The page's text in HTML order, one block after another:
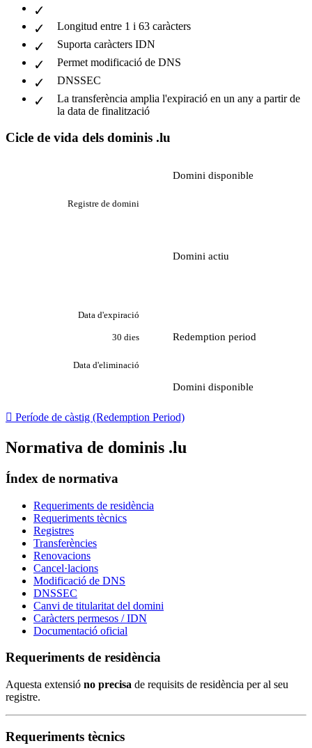
Longitud entre 1 i 63 caràcters
Suporta caràcters IDN
Permet modificació de DNS
DNSSEC
La transferència amplia l'expiració en un any a partir de
la data de finalització
Cicle de vida dels dominis .lu
Domini disponible
Registre de domini
Domini actiu
Data d'expiració
30 dies Redemption period
Data d'eliminació
Domini disponible
 Període de càstig (Redemption Period)
Normativa de dominis .lu
Índex de normativa
Requeriments de residència
Requeriments tècnics
Registres
Transferències
Renovacions
Cancel·lacions
Modificació de DNS
DNSSEC
Canvi de titularitat del domini
Caràcters permesos / IDN
Documentació oficial
Requeriments de residència
Aquesta extensió no precisa de requisits de residència per al seu
registre.
Requeriments tècnics